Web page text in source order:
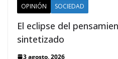
OPINIÓN SOCIEDAD
El eclipse del
sintetizado
3 agosto, 2026